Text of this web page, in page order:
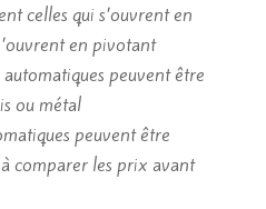
celles qui s’ouvrent en
en pivotant
peuvent être
ou métal
peuvent être
comparer les prix avant